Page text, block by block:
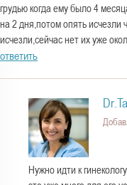
грудью когда ему было 4
на 2 дня,потом опять
исчезли,сейчас нет их уже
ответить
Нужно идти к